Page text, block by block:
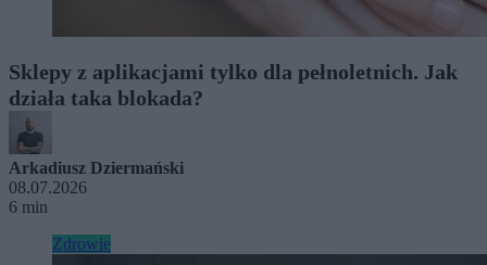
Sklepy z aplikacjami tylko dla pełnoletnich. Jak
działa taka blokada?
Arkadiusz Dziermański
08.07.2026
6 min
Zdrowie